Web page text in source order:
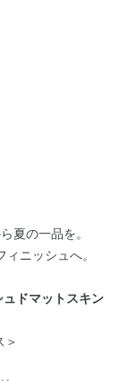
夏の一品を。
ニッシュへ。
ドマットスキン
＞